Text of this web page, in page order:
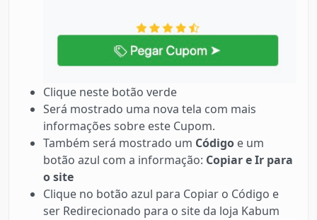
Clique neste botão verde
Será mostrado uma nova tela com mais
informações sobre este Cupom.
Também será mostrado um Código e um
botão azul com a informação: Copiar e Ir para
o site
Clique no botão azul para Copiar o Código e
ser Redirecionado para o site da loja Kabum